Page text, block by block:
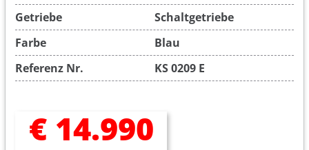
Getriebe
Schaltgetriebe
Farbe
Blau
Referenz Nr.
KS 0209 E
€ 14.990